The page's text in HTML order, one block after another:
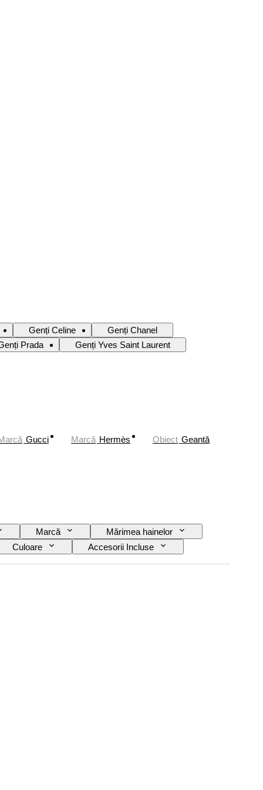
Genți Celine
Genți Chanel
Prada
Genți Yves Saint Laurent
Gucci Marcă Hermès Obiect Geantă
Marcă
Mărimea hainelor
Culoare
Accesorii Incluse